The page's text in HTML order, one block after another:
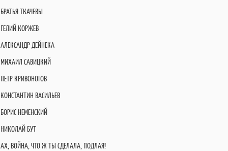
БРАТЬЯ ТКАЧЕВЫ
ГЕЛИЙ КОРЖЕВ
АЛЕКСАНДР ДЕЙНЕКА
МИХАИЛ САВИЦКИЙ
ПЕТР КРИВОНОГОВ
КОНСТАНТИН ВАСИЛЬЕВ
БОРИС НЕМЕНСКИЙ
НИКОЛАЙ БУТ
АХ, ВОЙНА, ЧТО Ж ТЫ СДЕЛАЛА, ПОДЛАЯ!